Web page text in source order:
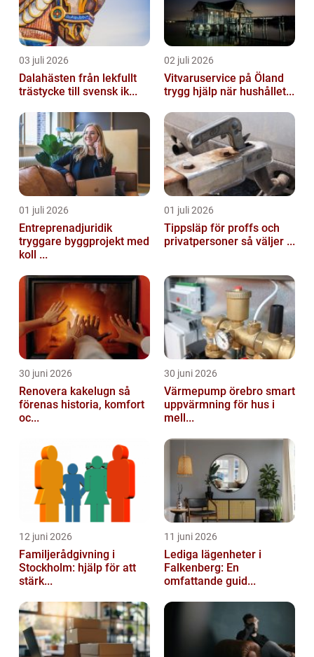
03 juli 2026
Dalahästen från lekfullt
trästycke till svensk ik...
02 juli 2026
Vitvaruservice på Öland
trygg hjälp när hushållet...
01 juli 2026
Entreprenadjuridik
tryggare byggprojekt med
koll ...
01 juli 2026
Tippsläp för proffs och
privatpersoner så väljer ...
30 juni 2026
Renovera kakelugn så
förenas historia, komfort
oc...
30 juni 2026
Värmepump örebro smart
uppvärmning för hus i
mell...
12 juni 2026
Familjerådgivning i
Stockholm: hjälp för att
stärk...
11 juni 2026
Lediga lägenheter i
Falkenberg: En
omfattande guid...